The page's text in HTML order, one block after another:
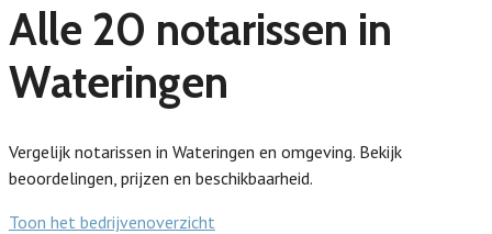
Alle 20 notarissen in
Wateringen
Vergelijk notarissen in Wateringen en omgeving. Bekijk
beoordelingen, prijzen en beschikbaarheid.
Toon het bedrijvenoverzicht